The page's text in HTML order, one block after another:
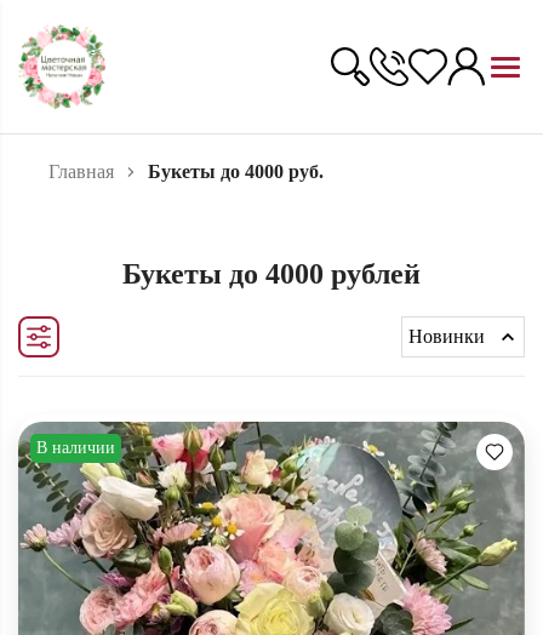
Главная Букеты до 4000 руб.
Букеты до 4000 рублей
Новинки
В наличии